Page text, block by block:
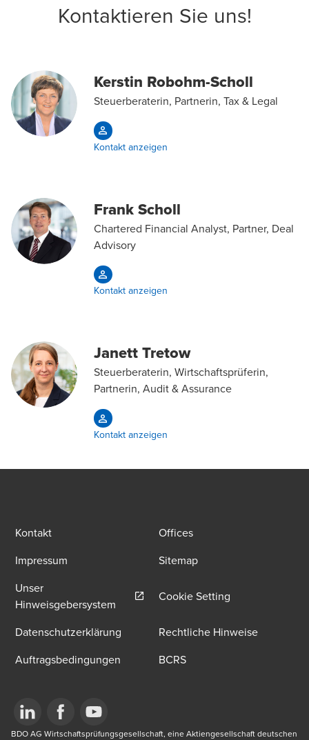
Kontaktieren Sie uns!
Kerstin Robohm-Scholl
Steuerberaterin, Partnerin, Tax & Legal
Kontakt anzeigen
Frank Scholl
Chartered Financial Analyst, Partner, Deal
Advisory
Kontakt anzeigen
Janett Tretow
Steuerberaterin, Wirtschaftsprüferin,
Partnerin, Audit & Assurance
Kontakt anzeigen
Kontakt
Offices
Impressum
Sitemap
Unser
Hinweisgebersystem Opens in a new window/tab
Cookie Setting
Datenschutzerklärung
Rechtliche Hinweise
Auftragsbedingungen
BCRS
Opens in a new window/tab
Opens in a new window/tab
Opens in a new window/tab
BDO AG Wirtschaftsprüfungsgesellschaft, eine Aktiengesellschaft deutschen